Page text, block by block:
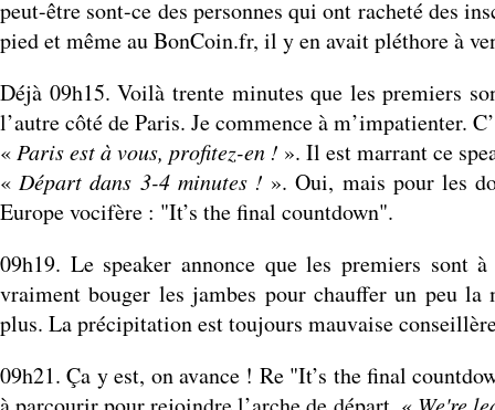
peut-être sont-ce des personnes qui ont racheté des
pied et même au BonCoin.fr, il y en avait pléthore à
Déjà 09h15. Voilà trente minutes que les premiers
l’autre côté de Paris. Je commence à m’impatienter.
« Paris est à vous, profitez-en ! ». Il est marrant ce
«Départ dans 3-4 minutes ! ». Oui, mais pour les
Europe vocifère : "It’s the final countdown".
09h19. Le speaker annonce que les premiers
vraiment bouger les jambes pour chauffer un peu
plus. La précipitation est toujours mauvaise
09h21. Ça y est, on avance ! Re "It’s the final